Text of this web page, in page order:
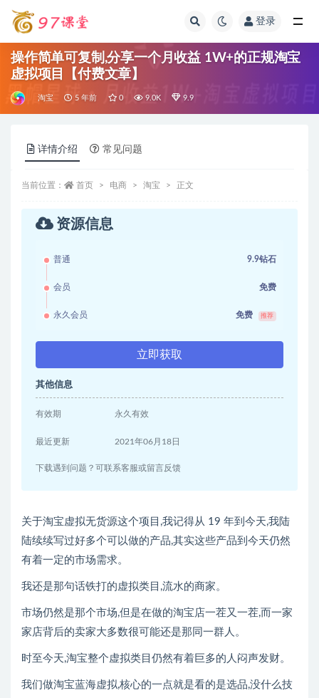
登录
操作简单可复制,分享一个月收益 1W+的正规淘宝
虚拟项目【付费文章】
淘宝 5 年前 0 9.0K 9.9
详情介绍 常见问题
当前位置： 首页 电商 淘宝 正文
资源信息
普通 9.9钻石
会员 免费
永久会员 免费 推荐
立即获取
其他信息
有效期 永久有效
最近更新 2021年06月18日
下载遇到问题？可联系客服或留言反馈
关于淘宝虚拟无货源这个项目,我记得从 19 年到今天,我陆
陆续续写过好多个可以做的产品,其实这些产品到今天仍然
有着一定的市场需求。
我还是那句话铁打的虚拟类目,流水的商家。
市场仍然是那个市场,但是在做的淘宝店一茬又一茬,而一家
家店背后的卖家大多数很可能还是那同一群人。
时至今天,淘宝整个虚拟类目仍然有着巨多的人闷声发财。
我们做淘宝蓝海虚拟,核心的一点就是看的是选品,没什么技